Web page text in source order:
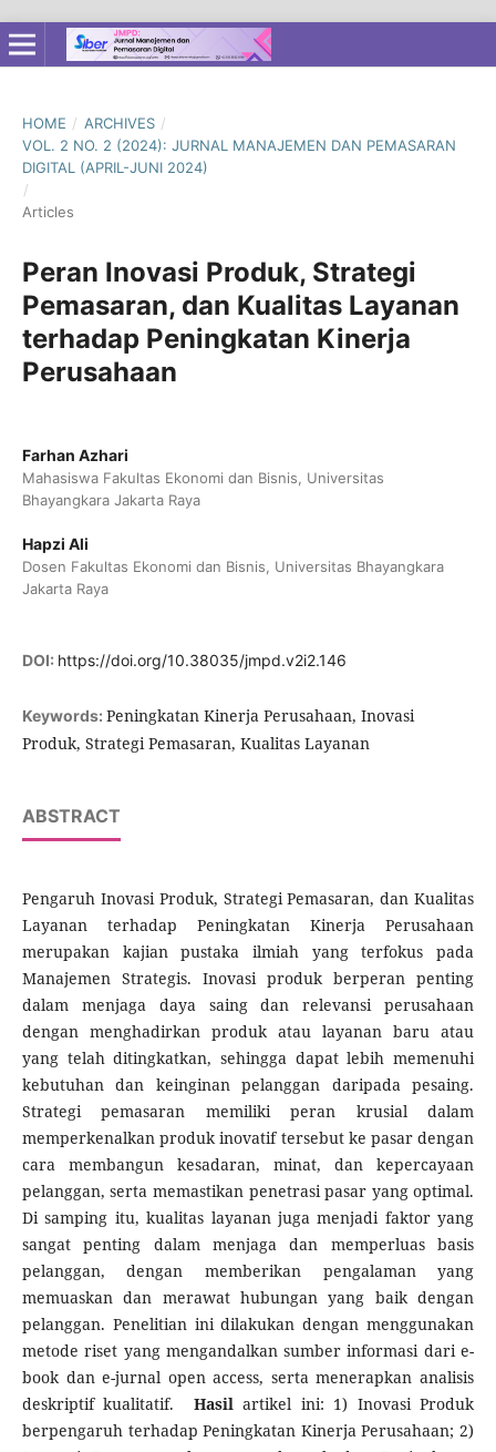
HOME / ARCHIVES /
VOL. 2 NO. 2 (2024): JURNAL MANAJEMEN DAN PEMASARAN
DIGITAL (APRIL-JUNI 2024)
/
Articles
Peran Inovasi Produk, Strategi
Pemasaran, dan Kualitas Layanan
terhadap Peningkatan Kinerja
Perusahaan
Farhan Azhari
Mahasiswa Fakultas Ekonomi dan Bisnis, Universitas
Bhayangkara Jakarta Raya
Hapzi Ali
Dosen Fakultas Ekonomi dan Bisnis, Universitas Bhayangkara
Jakarta Raya
DOI: https://doi.org/10.38035/jmpd.v2i2.146
Keywords: Peningkatan Kinerja Perusahaan, Inovasi
Produk, Strategi Pemasaran, Kualitas Layanan
ABSTRACT
Pengaruh Inovasi Produk, Strategi Pemasaran, dan Kualitas
Layanan terhadap Peningkatan Kinerja Perusahaan
merupakan kajian pustaka ilmiah yang terfokus pada
Manajemen Strategis. Inovasi produk berperan penting
dalam menjaga daya saing dan relevansi perusahaan
dengan menghadirkan produk atau layanan baru atau
yang telah ditingkatkan, sehingga dapat lebih memenuhi
kebutuhan dan keinginan pelanggan daripada pesaing.
Strategi pemasaran memiliki peran krusial dalam
memperkenalkan produk inovatif tersebut ke pasar dengan
cara membangun kesadaran, minat, dan kepercayaan
pelanggan, serta memastikan penetrasi pasar yang optimal.
Di samping itu, kualitas layanan juga menjadi faktor yang
sangat penting dalam menjaga dan memperluas basis
pelanggan, dengan memberikan pengalaman yang
memuaskan dan merawat hubungan yang baik dengan
pelanggan. Penelitian ini dilakukan dengan menggunakan
metode riset yang mengandalkan sumber informasi dari e-
book dan e-jurnal open access, serta menerapkan analisis
deskriptif kualitatif.
Hasilartikel ini: 1) Inovasi Produk
berpengaruh terhadap Peningkatan Kinerja Perusahaan; 2)